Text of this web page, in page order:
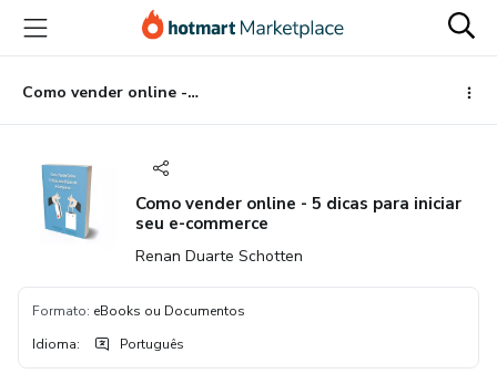
para
conteúdo
principal
para
pagamento
para
rodapé
Como vender online - 5 dicas para iniciar seu e-commerce
Como vender online - 5 dicas para iniciar
seu e-commerce
Renan Duarte Schotten
Formato: eBooks ou Documentos
Idioma: Português